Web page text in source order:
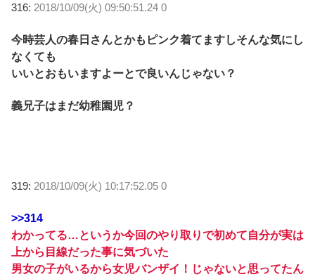
316: 2018/10/09(火) 09:50:51.24 0
今時芸人の春日さんとかもピンク着てますしそんな気にし
なくても
いいとおもいますよーとで良いんじゃない？
義兄子はまだ幼稚園児？
319: 2018/10/09(火) 10:17:52.05 0
>>314
わかってる…というか今回のやり取りで初めて自分が実は
上から目線だった事に気づいた
男女の子がいるから女児バンザイ！じゃないと思ってたん